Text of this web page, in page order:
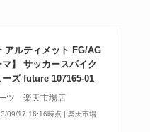
アルティメット FG/AG
マ】 サッカースパイク
ズ future 107165-01
ツ 楽天市場店
09/17 16:16時点 | 楽天市場